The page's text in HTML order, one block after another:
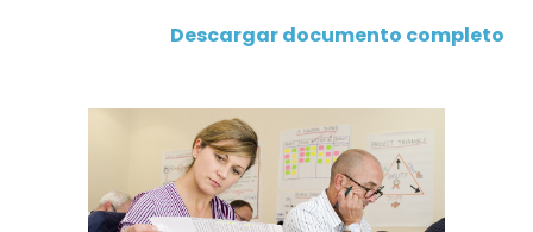
Descargar documento completo